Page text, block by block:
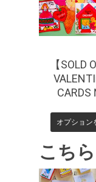
【SOLD
オプション
こち